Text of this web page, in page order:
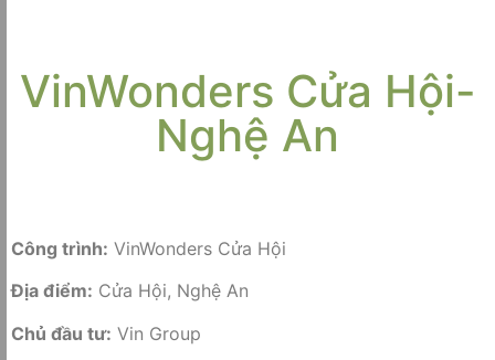
VinWonders Cửa Hội-
Nghệ An
Công trình: VinWonders Cửa Hội
Địa điểm: Cửa Hội, Nghệ An
Chủ đầu tư: Vin Group